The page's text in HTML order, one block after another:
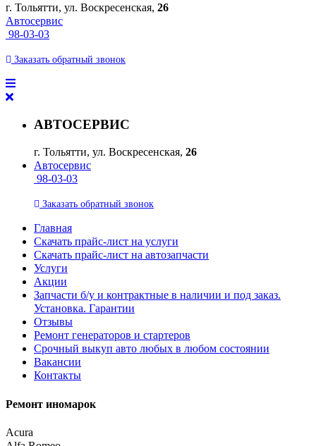
г. Тольятти, ул. Воскресенская, 26
Автосервис
98-03-03
Заказать обратный звонок
АВТОСЕРВИС
г. Тольятти, ул. Воскресенская, 26
Автосервис
98-03-03
Заказать обратный звонок
Главная
Скачать прайс-лист на услуги
Скачать прайс-лист на автозапчасти
Услуги
Акции
Запчасти б/у и контрактные в наличии и под заказ.
Установка. Гарантии
Отзывы
Ремонт генераторов и стартеров
Cрочный выкуп авто любых в любом состоянии
Вакансии
Контакты
Ремонт иномарок
Acura